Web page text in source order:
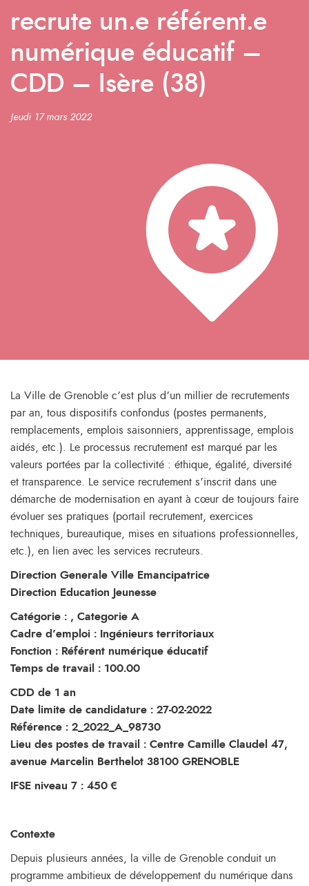
recrute un.e référent.e
numérique éducatif –
CDD – Isère (38)
Jeudi 17 mars 2022
La Ville de Grenoble c’est plus d’un millier de recrutements
par an, tous dispositifs confondus (postes permanents,
remplacements, emplois saisonniers, apprentissage, emplois
aidés, etc.). Le processus recrutement est marqué par les
valeurs portées par la collectivité : éthique, égalité, diversité
et transparence. Le service recrutement s’inscrit dans une
démarche de modernisation en ayant à cœur de toujours faire
évoluer ses pratiques (portail recrutement, exercices
techniques, bureautique, mises en situations professionnelles,
etc.), en lien avec les services recruteurs.
Direction Generale Ville Emancipatrice
Direction Education Jeunesse
Catégorie : , Categorie A
Cadre d’emploi : Ingénieurs territoriaux
Fonction : Référent numérique éducatif
Temps de travail : 100.00
CDD de 1 an
Date limite de candidature : 27-02-2022
Référence : 2_2022_A_98730
Lieu des postes de travail : Centre Camille Claudel 47,
avenue Marcelin Berthelot 38100 GRENOBLE
IFSE niveau 7 : 450 €
Contexte
Depuis plusieurs années, la ville de Grenoble conduit un
programme ambitieux de développement du numérique dans